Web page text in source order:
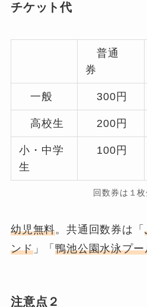
チケット代
普通
券
一般 300円
高校生 200円
小・中学
生
100円
回数券は１
幼児無料。共通回数券は「
ンド」「鴨池公園水泳プー
注意点２